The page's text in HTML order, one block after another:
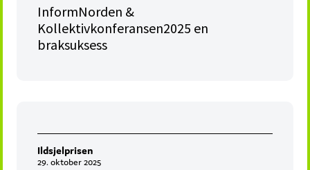
InformNorden &
Kollektivkonferansen2025 en
braksuksess
Ildsjelprisen
29. oktober 2025